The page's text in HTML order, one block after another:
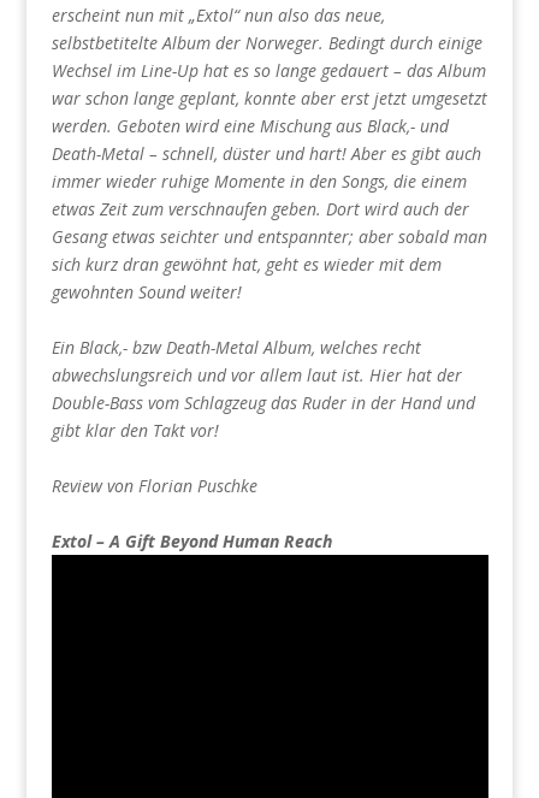
erscheint nun mit „Extol“ nun also das neue,
selbstbetitelte Album der Norweger. Bedingt durch einige
Wechsel im Line-Up hat es so lange gedauert – das Album
war schon lange geplant, konnte aber erst jetzt umgesetzt
werden. Geboten wird eine Mischung aus Black,- und
Death-Metal – schnell, düster und hart! Aber es gibt auch
immer wieder ruhige Momente in den Songs, die einem
etwas Zeit zum verschnaufen geben. Dort wird auch der
Gesang etwas seichter und entspannter; aber sobald man
sich kurz dran gewöhnt hat, geht es wieder mit dem
gewohnten Sound weiter!
Ein Black,- bzw Death-Metal Album, welches recht
abwechslungsreich und vor allem laut ist. Hier hat der
Double-Bass vom Schlagzeug das Ruder in der Hand und
gibt klar den Takt vor!
Review von Florian Puschke
Extol – A Gift Beyond Human Reach